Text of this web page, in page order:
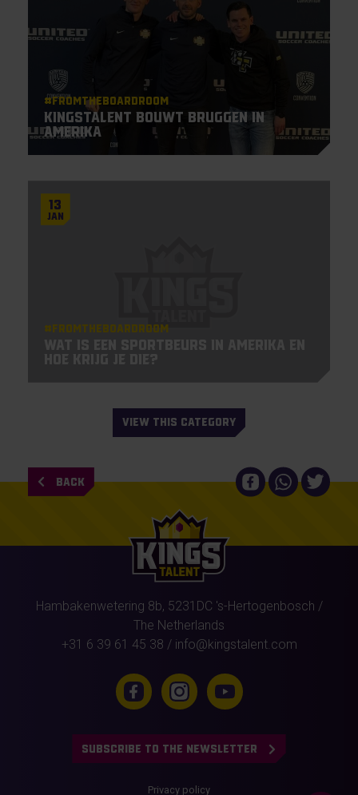
#Fromtheboardroom
KingsTalent bouwt bruggen in
Amerika
13
Jan
#Fromtheboardroom
VIEW THIS CATEGORY
BACK
Hambakenwetering 8b, 5231DC 's-Hertogenbosch /
The Netherlands
+31 6 39 61 45 38 / info@kingstalent.com
SUBSCRIBE TO THE NEWSLETTER
Privacy policy